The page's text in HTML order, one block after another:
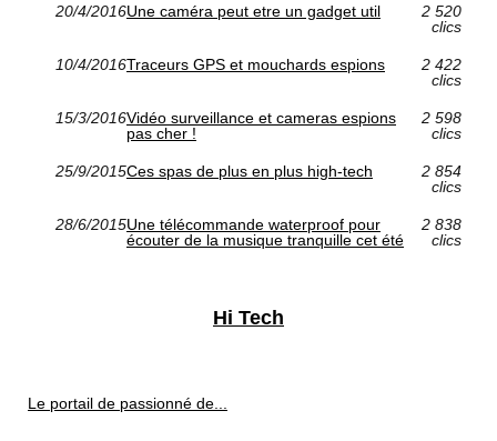
20/4/2016Une caméra peut etre un gadget util
2 520
clics
10/4/2016Traceurs GPS et mouchards espions
2 422
clics
15/3/2016Vidéo surveillance et cameras espions
pas cher !
2 598
clics
25/9/2015Ces spas de plus en plus high-tech
2 854
clics
28/6/2015Une télécommande waterproof pour
écouter de la musique tranquille cet été
2 838
clics
Hi Tech
Le portail de passionné de...